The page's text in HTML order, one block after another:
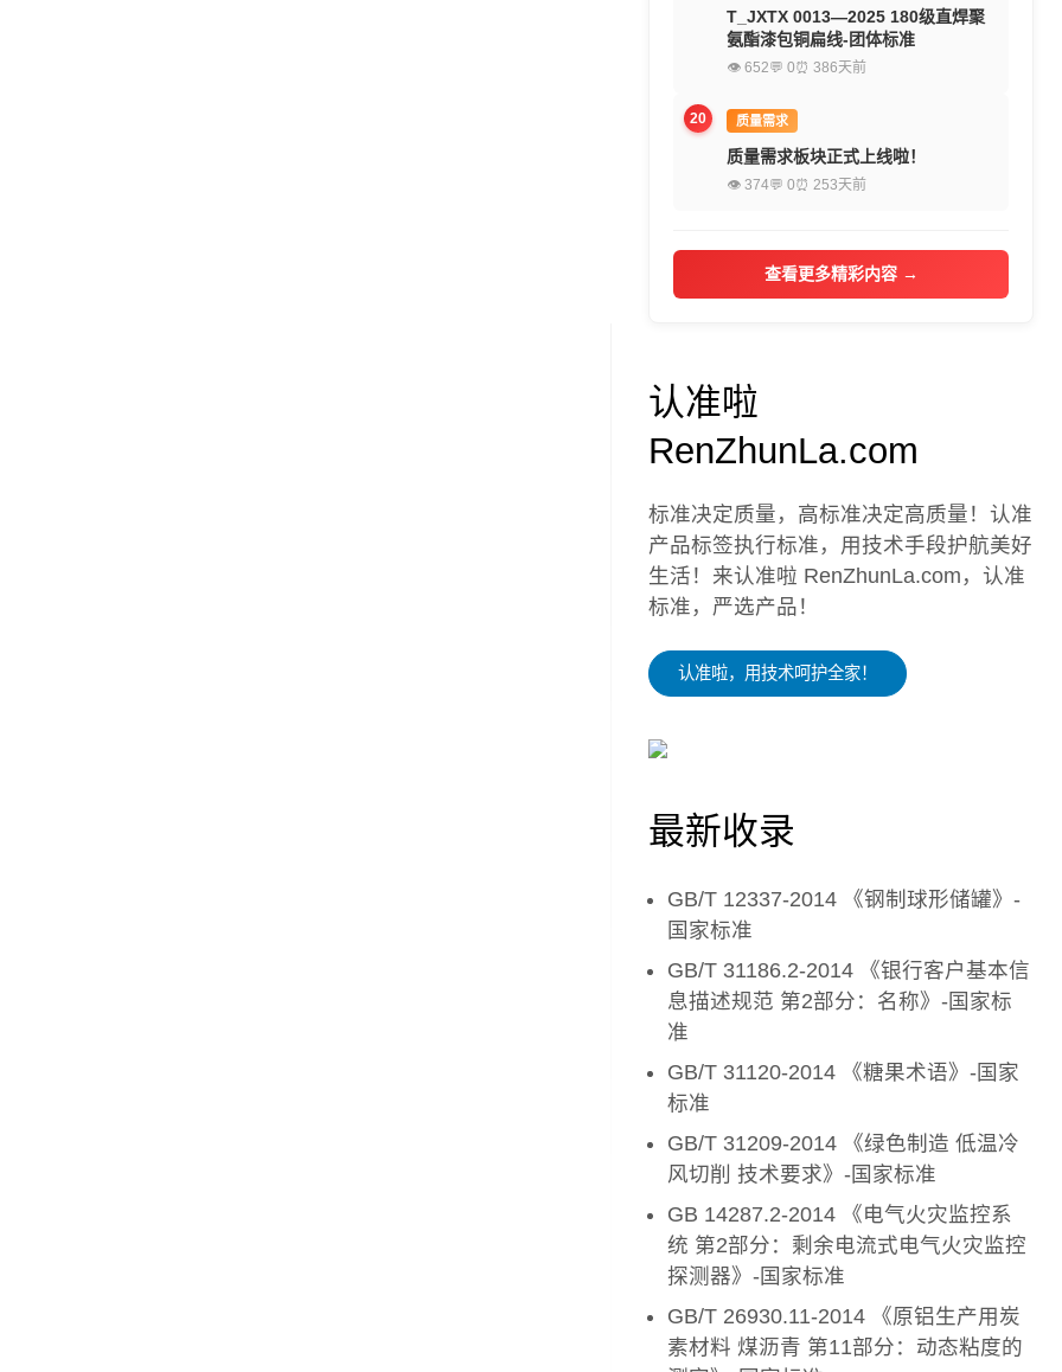
T_JXTX 0013—2025 180级直焊聚
氨酯漆包铜扁线-团体标准
👁 652💬 0⏰ 386天前
20 质量需求
质量需求板块正式上线啦！
👁 374💬 0⏰ 253天前
查看更多精彩内容 →
认准啦
RenZhunLa.com
标准决定质量，高标准决定高质量！认准
产品标签执行标准，用技术手段护航美好
生活！来认准啦 RenZhunLa.com，认准
标准，严选产品！
认准啦，用技术呵护全家！
最新收录
GB/T 12337-2014 《钢制球形储罐》-
国家标准
GB/T 31186.2-2014 《银行客户基本信
息描述规范 第2部分：名称》-国家标
准
GB/T 31120-2014 《糖果术语》-国家
标准
GB/T 31209-2014 《绿色制造 低温冷
风切削 技术要求》-国家标准
GB 14287.2-2014 《电气火灾监控系
统 第2部分：剩余电流式电气火灾监控
探测器》-国家标准
GB/T 26930.11-2014 《原铝生产用炭
素材料 煤沥青 第11部分：动态粘度的